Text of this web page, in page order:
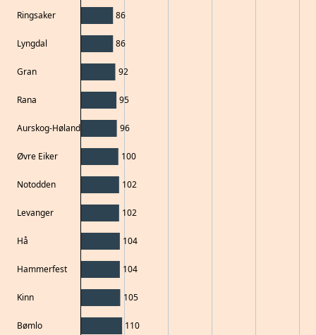
Ringsaker
Lyngdal
Gran
Rana
Aurskog-Høland
Øvre Eiker
Notodden
Levanger
Hå
Hammerfest
Kinn
Bømlo
86
86
92
95
96
100
102
102
104
104
105
110